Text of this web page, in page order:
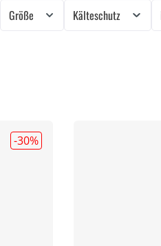
Größe Kälteschutz
-30%